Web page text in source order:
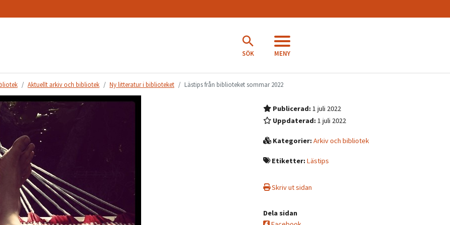
SÖK MENY
Aktuellt arkiv och bibliotek Ny litteratur i biblioteket Lästips från biblioteket sommar 2022
Publicerad:1 juli 2022
Uppdaterad:1 juli 2022
Kategorier:Arkiv och bibliotek
Etiketter:Lästips
Skriv ut sidan
Dela sidan